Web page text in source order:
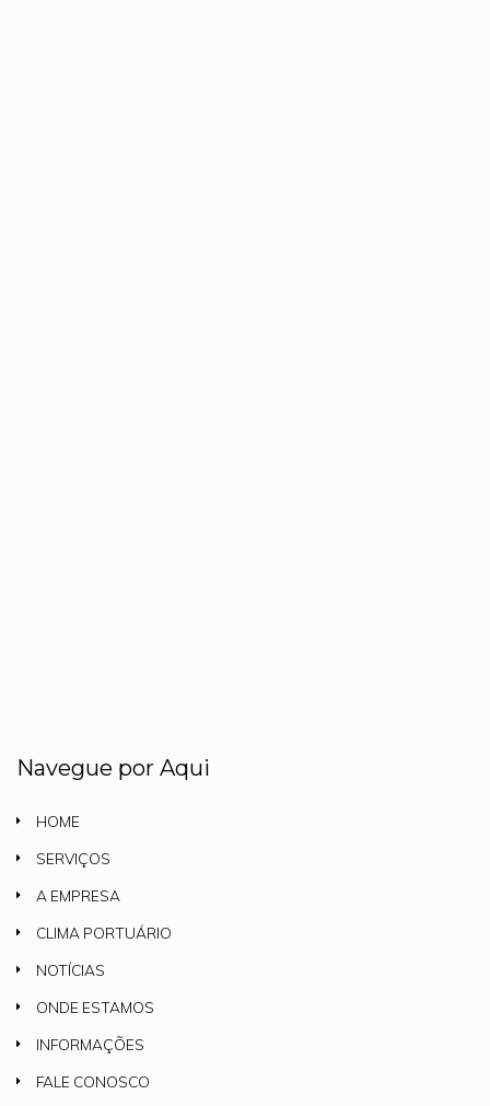
Navegue por Aqui
HOME
SERVIÇOS
A EMPRESA
CLIMA PORTUÁRIO
NOTÍCIAS
ONDE ESTAMOS
INFORMAÇÕES
FALE CONOSCO